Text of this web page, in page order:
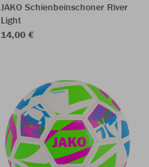
JAKO Schienbeinschoner River
Light
14,00 €